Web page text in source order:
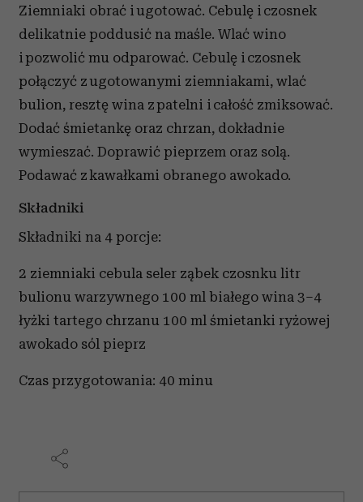
Ziemniaki obrać i ugotować. Cebulę i czosnek
delikatnie poddusić na maśle. Wlać wino
i pozwolić mu odparować. Cebulę i czosnek
połączyć z ugotowanymi ziemniakami, wlać
bulion, resztę wina z patelni i całość zmiksować.
Dodać śmietankę oraz chrzan, dokładnie
wymieszać. Doprawić pieprzem oraz solą.
Podawać z kawałkami obranego awokado.
Składniki
Składniki na 4 porcje:
2 ziemniaki cebula seler ząbek czosnku litr
bulionu warzywnego 100 ml białego wina 3–4
łyżki tartego chrzanu 100 ml śmietanki ryżowej
awokado sól pieprz
Czas przygotowania: 40 minu